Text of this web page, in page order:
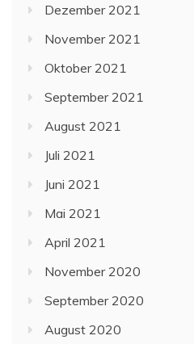
Dezember 2021
November 2021
Oktober 2021
September 2021
August 2021
Juli 2021
Juni 2021
Mai 2021
April 2021
November 2020
September 2020
August 2020